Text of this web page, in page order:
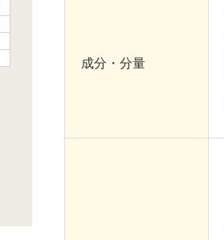
成分・分量